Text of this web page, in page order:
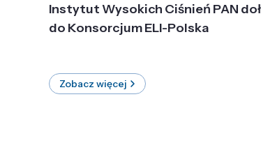
Instytut Wysokich Ciśnień PAN
do Konsorcjum ELI-Polska
Zobacz więcej